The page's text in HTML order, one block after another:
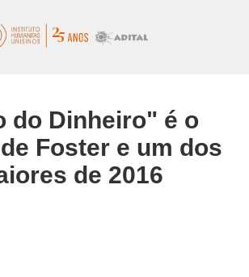
do Dinheiro" é o
Foster e um dos
de 2016